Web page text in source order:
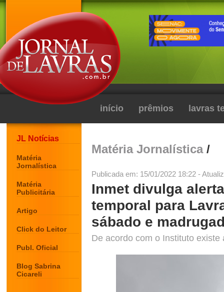
início prêmios lavras
JL Notícias
Matéria
Jornalística
Matéria
Publicitária
Artigo
Click do Leitor
Publ. Oficial
Blog Sabrina
Cicareli
Matéria Jornalística/
Publicada em: 15/01/2022 18:22 -
Inmet divulga
temporal para
sábado e
De acordo com o Instituto